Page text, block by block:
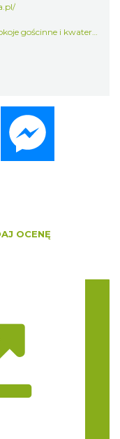
gościnne i kwatery prywatne
WhatsApp
OCENĘ